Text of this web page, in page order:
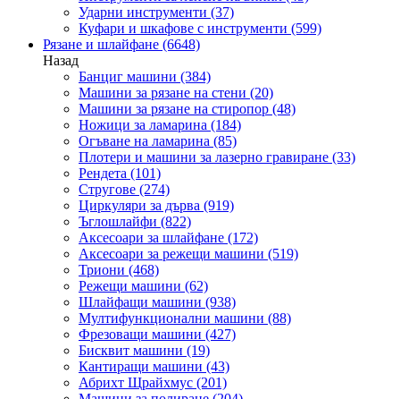
Ударни инструменти (37)
Куфари и шкафове с инструменти (599)
Рязане и шлайфане (6648)
Назад
Банциг машини (384)
Машини за рязане на стени (20)
Машини за рязане на стиропор (48)
Ножици за ламарина (184)
Огъване на ламарина (85)
Плотери и машини за лазерно гравиране (33)
Рендета (101)
Стругове (274)
Циркуляри за дърва (919)
Ъглошлайфи (822)
Аксесоари за шлайфане (172)
Аксесоари за режещи машини (519)
Триони (468)
Режещи машини (62)
Шлайфащи машини (938)
Мултифункционални машини (88)
Фрезоващи машини (427)
Бисквит машини (19)
Кантиращи машини (43)
Абрихт Щрайхмус (201)